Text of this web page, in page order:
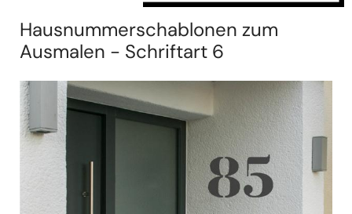
Hausnummerschablonen zum
Ausmalen - Schriftart 6